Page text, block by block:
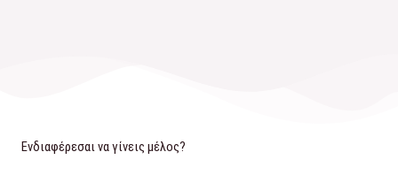
Ενδιαφέρεσαι να γίνεις μέλος?